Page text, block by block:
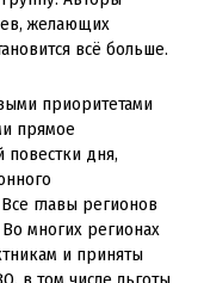
желающих
всё больше.
приоритетами
прямое
повестки дня,
главы регионов
Во многих регионах
и приняты